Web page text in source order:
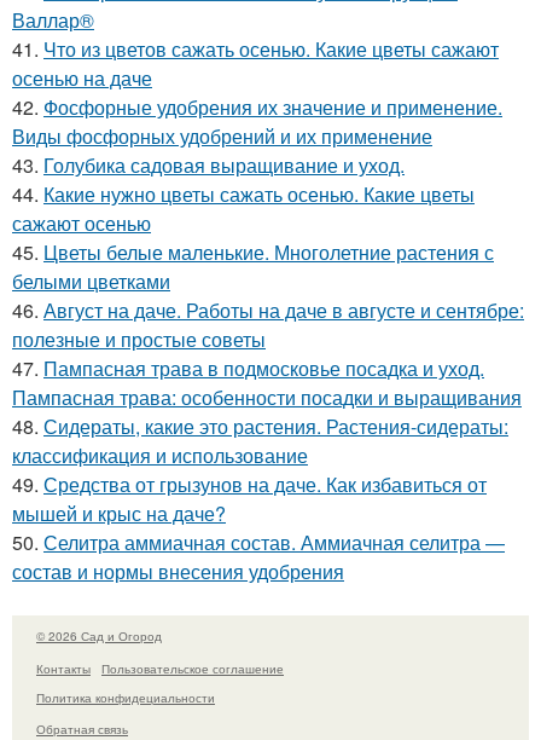
Валлар®
41. Что из цветов сажать осенью. Какие цветы сажают
осенью на даче
42. Фосфорные удобрения их значение и применение.
Виды фосфорных удобрений и их применение
43. Голубика садовая выращивание и уход.
44. Какие нужно цветы сажать осенью. Какие цветы
сажают осенью
45. Цветы белые маленькие. Многолетние растения с
белыми цветками
46. Август на даче. Работы на даче в августе и сентябре:
полезные и простые советы
47. Пампасная трава в подмосковье посадка и уход.
Пампасная трава: особенности посадки и выращивания
48. Сидераты, какие это растения. Растения-сидераты:
классификация и использование
49. Средства от грызунов на даче. Как избавиться от
мышей и крыс на даче?
50. Селитра аммиачная состав. Аммиачная селитра —
состав и нормы внесения удобрения
© 2026 Сад и Огород
Контакты
Пользовательское соглашение
Политика конфидециальности
Обратная связь